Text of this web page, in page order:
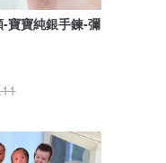
寶寶純銀手鍊-彌